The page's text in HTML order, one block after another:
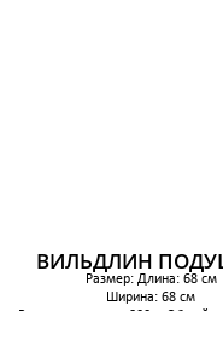
ВИЛЬДЛИН
Размер: Длина: 68 см
Ширина: 68 см
Вес наполнителя: 800 грОбщий